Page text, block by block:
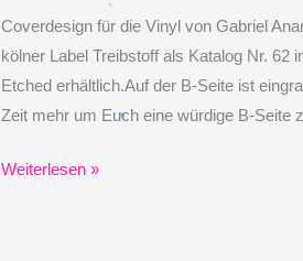
Coverdesign für die Vinyl von Gabriel
kölner Label Treibstoff als Katalog Nr. 62
Etched erhältlich.Auf der B-Seite ist
Zeit mehr um Euch eine würdige B-Seite
Coverdesign
Weiterlesen »